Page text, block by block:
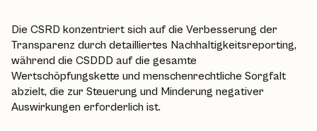
Die CSRD konzentriert sich auf die Verbesserung der
Transparenz durch detailliertes Nachhaltigkeitsreporting,
während die CSDDD auf die gesamte
Wertschöpfungskette und menschenrechtliche Sorgfalt
abzielt, die zur Steuerung und Minderung negativer
Auswirkungen erforderlich ist.